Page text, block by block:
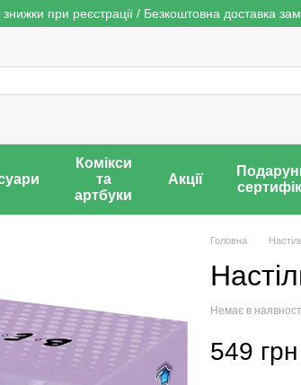
знижки при реєстрації / Безкоштовна доставка
Комікси
та
артбуки
Акції
Головна
Немає в
549 грн